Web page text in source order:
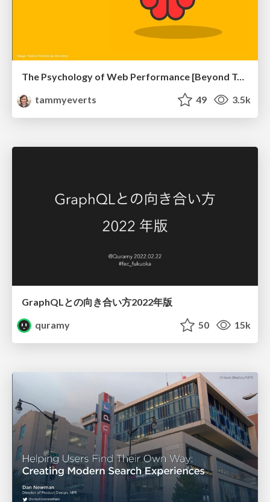
The Psychology of Web Performance [Beyond Tellerrand 2023]
tammyeverts
49 3.5k
GraphQLとの向き合い方2022年版
quramy
50 15k